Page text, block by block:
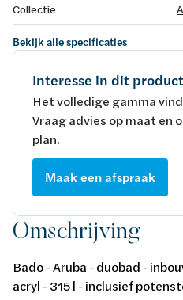
Collectie
Bekijk alle specificaties
Interesse in dit
Het volledige gamma
Vraag advies op maat en
plan.
Maak een afspraak
Omschrijving
Bado - Aruba - duobad -
acryl - 315 l - inclusief